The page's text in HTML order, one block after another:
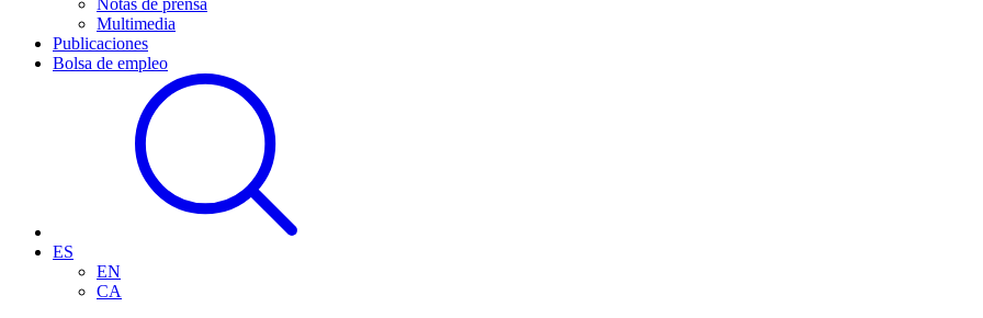
Notas de prensa
Multimedia
Publicaciones
Bolsa de empleo
ES
EN
CA